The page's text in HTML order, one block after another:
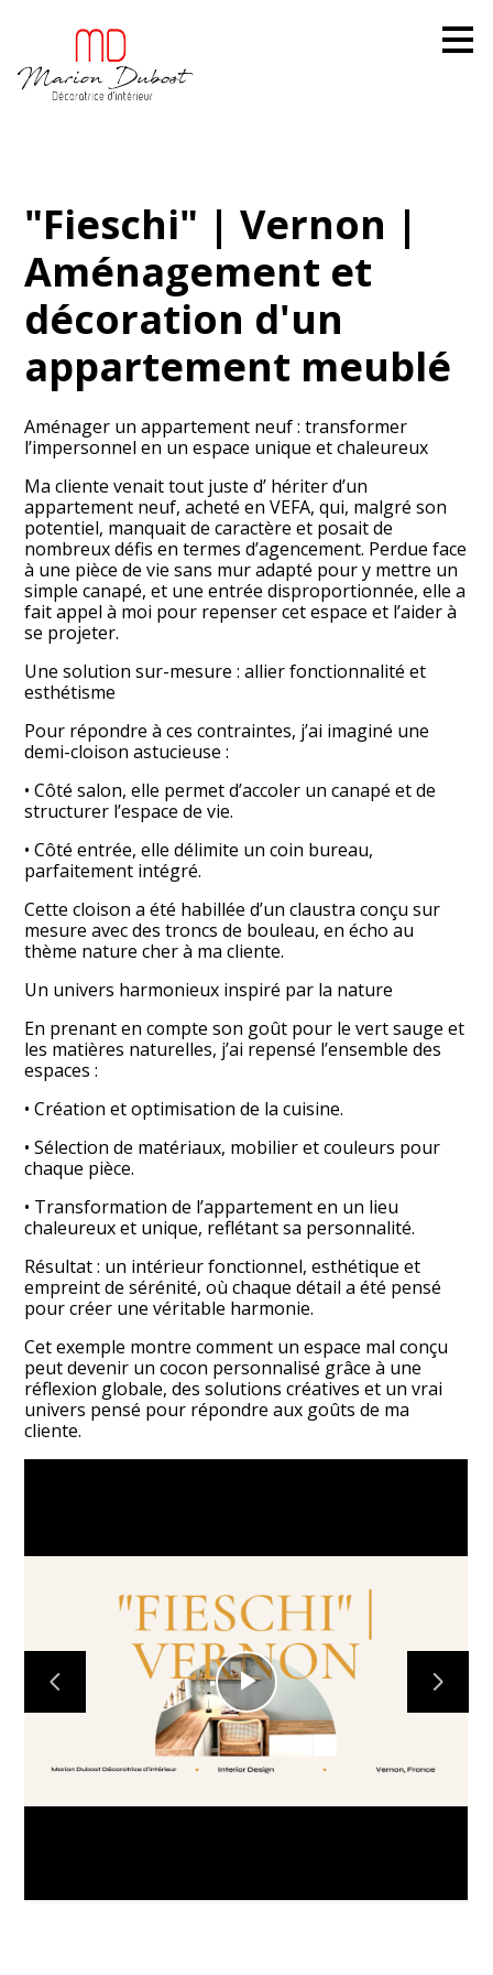
contenu
principal
ACCUEIL
À PROPOS
RÉALISATIONS
ON PARLE DE MOI !
ME CONTACTER
"Fieschi" | Vernon |
Aménagement et
décoration d'un
appartement meublé
Aménager un appartement neuf : transformer
l’impersonnel en un espace unique et chaleureux
Ma cliente venait tout juste d’ hériter d’un
appartement neuf, acheté en VEFA, qui, malgré son
potentiel, manquait de caractère et posait de
nombreux défis en termes d’agencement. Perdue face
à une pièce de vie sans mur adapté pour y mettre un
simple canapé, et une entrée disproportionnée, elle a
fait appel à moi pour repenser cet espace et l’aider à
se projeter.
Une solution sur-mesure : allier fonctionnalité et
esthétisme
Pour répondre à ces contraintes, j’ai imaginé une
demi-cloison astucieuse :
• Côté salon, elle permet d’accoler un canapé et de
structurer l’espace de vie.
• Côté entrée, elle délimite un coin bureau,
parfaitement intégré.
Cette cloison a été habillée d’un claustra conçu sur
mesure avec des troncs de bouleau, en écho au
thème nature cher à ma cliente.
Un univers harmonieux inspiré par la nature
En prenant en compte son goût pour le vert sauge et
les matières naturelles, j’ai repensé l’ensemble des
espaces :
• Création et optimisation de la cuisine.
• Sélection de matériaux, mobilier et couleurs pour
chaque pièce.
• Transformation de l’appartement en un lieu
chaleureux et unique, reflétant sa personnalité.
Résultat : un intérieur fonctionnel, esthétique et
empreint de sérénité, où chaque détail a été pensé
pour créer une véritable harmonie.
Cet exemple montre comment un espace mal conçu
peut devenir un cocon personnalisé grâce à une
réflexion globale, des solutions créatives et un vrai
univers pensé pour répondre aux goûts de ma
cliente.
Play
Video